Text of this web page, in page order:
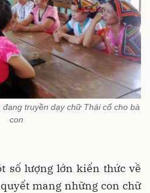
truyền dạy chữ Thái cổ cho bà
con
số lượng lớn kiến thức về
mang những con chữ